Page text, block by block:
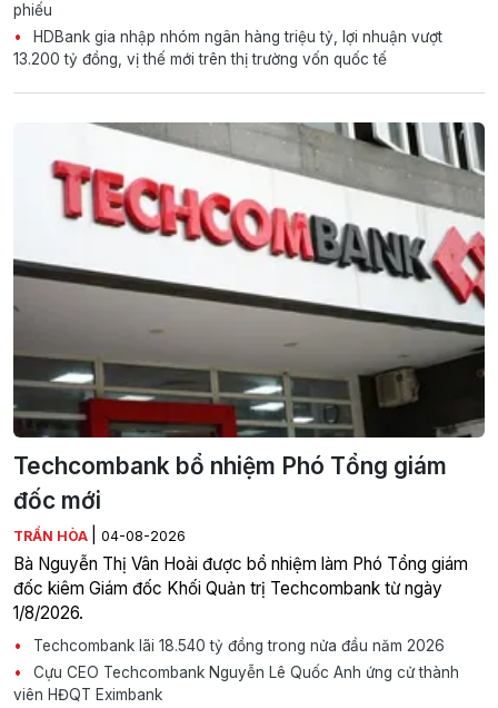
phiếu
HDBank gia nhập nhóm ngân hàng triệu tỷ, lợi nhuận vượt
13.200 tỷ đồng, vị thế mới trên thị trường vốn quốc tế
Techcombank bổ nhiệm Phó Tổng giám
đốc mới
TRẦN HÒA 04-08-2026
Bà Nguyễn Thị Vân Hoài được bổ nhiệm làm Phó Tổng giám
đốc kiêm Giám đốc Khối Quản trị Techcombank từ ngày
1/8/2026.
Techcombank lãi 18.540 tỷ đồng trong nửa đầu năm 2026
Cựu CEO Techcombank Nguyễn Lê Quốc Anh ứng cử thành
viên HĐQT Eximbank